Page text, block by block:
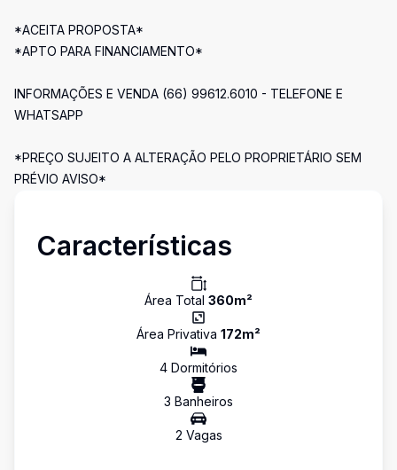
*ACEITA PROPOSTA*
*APTO PARA FINANCIAMENTO*
INFORMAÇÕES E VENDA (66) 99612.6010 - TELEFONE E
WHATSAPP
*PREÇO SUJEITO A ALTERAÇÃO PELO PROPRIETÁRIO SEM
PRÉVIO AVISO*
Características
Área Total 360m²
Área Privativa 172m²
4 Dormitórios
3 Banheiros
2 Vagas